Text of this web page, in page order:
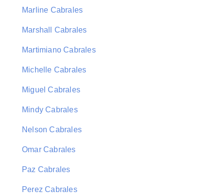
Marline Cabrales
Marshall Cabrales
Martimiano Cabrales
Michelle Cabrales
Miguel Cabrales
Mindy Cabrales
Nelson Cabrales
Omar Cabrales
Paz Cabrales
Perez Cabrales